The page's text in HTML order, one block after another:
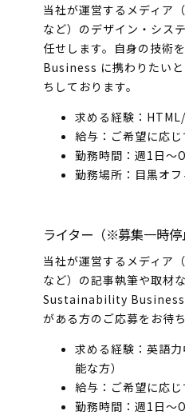
当社が運営するメディ
など）のデザイン・シス
任せします。自身の技
Business に携わりたい
ちしております。
求める経験：
給与：ご希望に応じ
勤務時間：週1日～
勤務場所：目黒オ
ライター（※募集一時停
当社が運営するメディ
など）の記事執筆や取材
Sustainability Business
がある方のご応募をお待
求める経験：英語
能な方）
給与：ご希望に応じ
勤務時間：週1日～